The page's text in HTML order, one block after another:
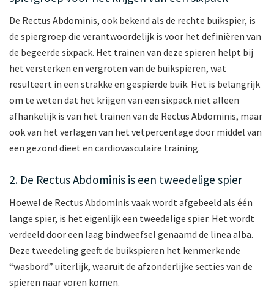
De Rectus Abdominis, ook bekend als de rechte buikspier, is
de spiergroep die verantwoordelijk is voor het definiëren van
de begeerde sixpack. Het trainen van deze spieren helpt bij
het versterken en vergroten van de buikspieren, wat
resulteert in een strakke en gespierde buik. Het is belangrijk
om te weten dat het krijgen van een sixpack niet alleen
afhankelijk is van het trainen van de Rectus Abdominis, maar
ook van het verlagen van het vetpercentage door middel van
een gezond dieet en cardiovasculaire training.
2. De Rectus Abdominis is een tweedelige spier
Hoewel de Rectus Abdominis vaak wordt afgebeeld als één
lange spier, is het eigenlijk een tweedelige spier. Het wordt
verdeeld door een laag bindweefsel genaamd de linea alba.
Deze tweedeling geeft de buikspieren het kenmerkende
“wasbord” uiterlijk, waaruit de afzonderlijke secties van de
spieren naar voren komen.